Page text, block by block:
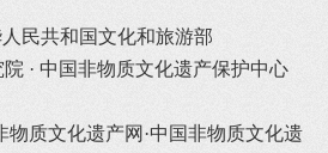
民共和国文化和旅游部
· 中国非物质文化遗产保护中心
物质文化遗产网·中国非物质文化遗